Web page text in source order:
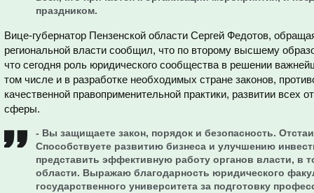
праздником.
Вице-губернатор Пензенской области Сергей Федотов,
региональной власти сообщил, что по второму высшему
что сегодня роль юридического сообщества в решении
том числе и в разработке необходимых стране законов,
качественной правоприменительной практики, развитии всех
сферы.
- Вы защищаете закон, порядок и безопасность.
Способствуете развитию бизнеса и улучшению
представить эффективную работу органов власти, в
области. Выражаю благодарность юридического
государственного университета за подготовку